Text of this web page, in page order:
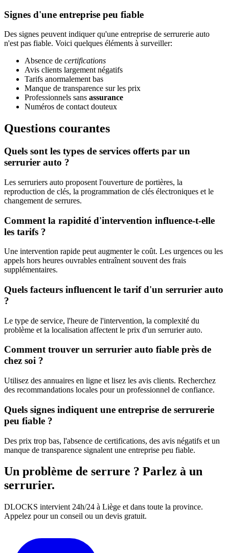
Signes d'une entreprise peu fiable
Des signes peuvent indiquer qu'une entreprise de serrurerie auto
n'est pas fiable. Voici quelques éléments à surveiller:
Absence de certifications
Avis clients largement négatifs
Tarifs anormalement bas
Manque de transparence sur les prix
Professionnels sans assurance
Numéros de contact douteux
Questions courantes
Quels sont les types de services offerts par un
serrurier auto ?
Les serruriers auto proposent l'ouverture de portières, la
reproduction de clés, la programmation de clés électroniques et le
changement de serrures.
Comment la rapidité d'intervention influence-t-elle
les tarifs ?
Une intervention rapide peut augmenter le coût. Les urgences ou les
appels hors heures ouvrables entraînent souvent des frais
supplémentaires.
Quels facteurs influencent le tarif d'un serrurier auto
?
Le type de service, l'heure de l'intervention, la complexité du
problème et la localisation affectent le prix d'un serrurier auto.
Comment trouver un serrurier auto fiable près de
chez soi ?
Utilisez des annuaires en ligne et lisez les avis clients. Recherchez
des recommandations locales pour un professionnel de confiance.
Quels signes indiquent une entreprise de serrurerie
peu fiable ?
Des prix trop bas, l'absence de certifications, des avis négatifs et un
manque de transparence signalent une entreprise peu fiable.
Un problème de serrure ? Parlez à un
serrurier.
DLOCKS intervient 24h/24 à Liège et dans toute la province.
Appelez pour un conseil ou un devis gratuit.